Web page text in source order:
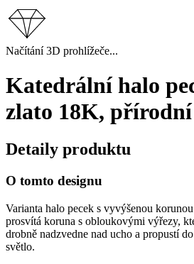
Načítání 3D prohlížeče...
Katedrální halo
zlato 18K,
Detaily produktu
O tomto designu
Varianta halo pecek s vyvýšenou
prosvítá koruna s obloukovými výřezy,
drobně nadzvedne nad ucho a propustí
světlo.